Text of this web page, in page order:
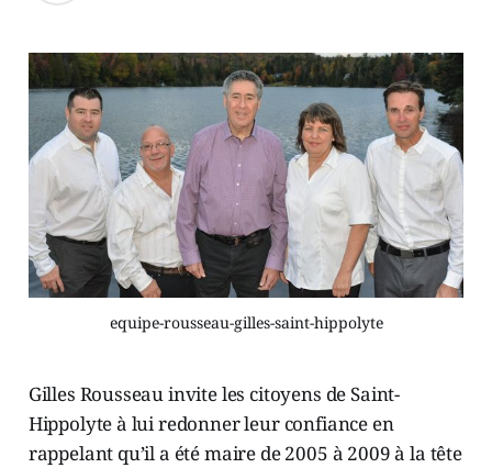
equipe-rousseau-gilles-saint-hippolyte
Gilles Rousseau invite les citoyens de Saint-
Hippolyte à lui redonner leur confiance en
rappelant qu’il a été maire de 2005 à 2009 à la tête